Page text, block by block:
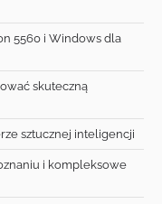
5560 i Windows dla
skuteczną
sztucznej inteligencji
i kompleksowe